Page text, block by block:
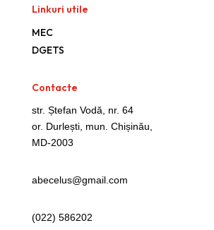
Linkuri utile
MEC
DGETS
Contacte
str. Ștefan Vodă, nr. 64
or. Durlești, mun. Chișinău,
MD-2003
abecelus@gmail.com
(022) 586202